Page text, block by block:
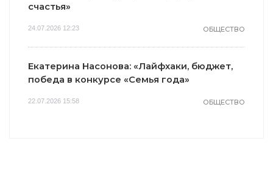
счастья»
24.07.2026 12:23 ОБЩЕСТВО
Екатерина Насонова: «Лайфхаки, бюджет,
победа в конкурсе «Семья года»
22.07.2026 15:58 ОБЩЕСТВО